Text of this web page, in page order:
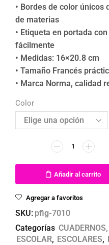
• Bordes de color
de materias
• Etiqueta en portada
fácilmente
• Medidas: 16×20.8 cm
• Tamaño Francés
• Marca Norma, calidad
Color
Añadir al carrito
Agregar a favoritos
SKU: pfig-7010
Categorías
ESCOLAR, ESCOLARES,